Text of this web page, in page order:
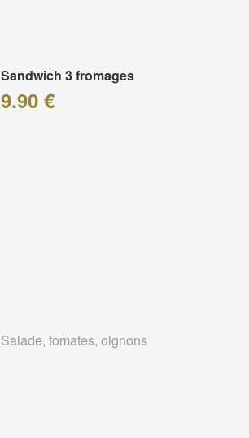
Sandwich 3 fromages
9.90 €
Salade, tomates, oignons